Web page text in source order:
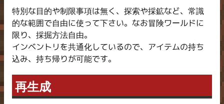
特別な目的や制限事項は無く、探索や採鉱など、常識
的な範囲で自由に使って下さい。なお冒険ワールドに
限り、採掘方法自由。
インベントリを共通化しているので、アイテムの持ち
込み、持ち帰りが可能です。
再生成